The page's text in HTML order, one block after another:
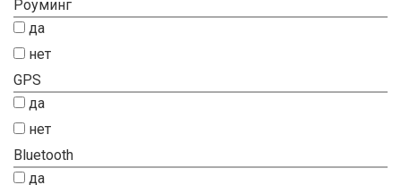
Роуминг
да
нет
GPS
да
нет
Bluetooth
да